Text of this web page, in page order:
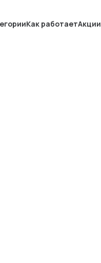
Как работаетАкции